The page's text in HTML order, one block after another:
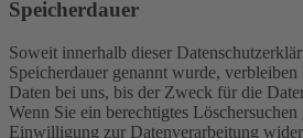
Speicherdauer
Soweit innerhalb dieser
Speicherdauer genannt wurde, verbleiben
Daten bei uns, bis der Zweck für die
Wenn Sie ein berechtigtes
Einwilligung zur Datenverarbeitung